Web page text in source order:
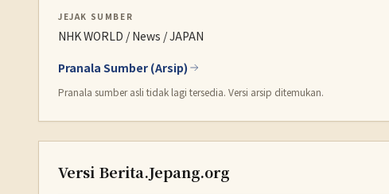
JEJAK SUMBER
NHK WORLD / News / JAPAN
Pranala Sumber (Arsip)
Pranala sumber asli tidak lagi tersedia. Versi arsip ditemukan.
Versi Berita.Jepang.org